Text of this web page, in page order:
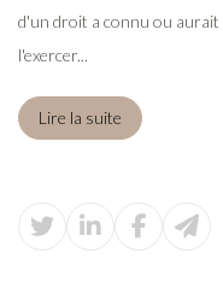
d'un droit a connu ou
l'exercer...
Lire la suite